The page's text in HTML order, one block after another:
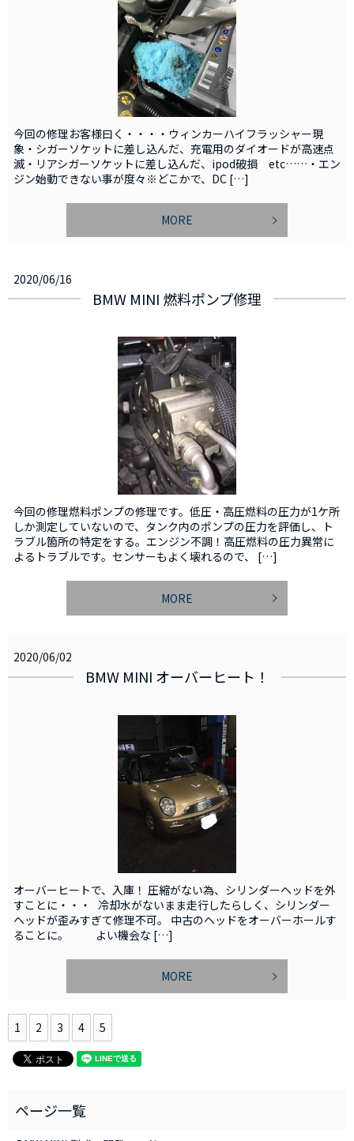
今回の修理お客様曰く・・・・ウィンカーハイフラッシャー現
象・シガーソケットに差し込んだ、充電用のダイオードが高速点
滅・リアシガーソケットに差し込んだ、ipod破損 etc……・エン
ジン始動できない事が度々※どこかで、DC […]
MORE
2020/06/16
BMW MINI 燃料ポンプ修理
今回の修理燃料ポンプの修理です。低圧・高圧燃料の圧力が1ケ所
しか測定していないので、タンク内のポンプの圧力を評価し、ト
ラブル箇所の特定をする。エンジン不調！高圧燃料の圧力異常に
よるトラブルです。センサーもよく壊れるので、 […]
MORE
2020/06/02
BMW MINI オーバーヒート！
オーバーヒートで、入庫！ 圧縮がない為、シリンダーヘッドを外
すことに・・・ 冷却水がないまま走行したらしく、シリンダー
ヘッドが歪みすぎて修理不可。 中古のヘッドをオーバーホールす
ることに。 よい機会な […]
MORE
1 2 3 4 5